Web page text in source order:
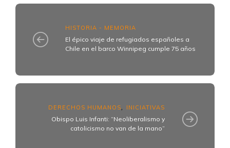
HISTORIA - MEMORIA
El épico viaje de refugiados españoles a
Chile en el barco Winnipeg cumple 75 años
DERECHOS HUMANOS INICIATIVAS
Obispo Luis Infanti: “Neoliberalismo y
catolicismo no van de la mano”